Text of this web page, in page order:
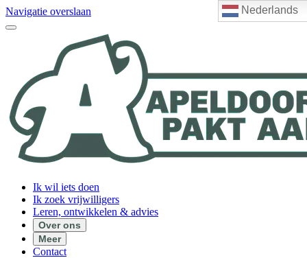
Nederlands
Navigatie overslaan
Ik wil iets doen
Ik zoek vrijwilligers
Leren, ontwikkelen & advies
Over ons
Meer
Contact